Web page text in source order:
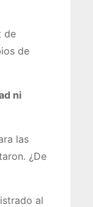
de
de
ni
las
¿De
al